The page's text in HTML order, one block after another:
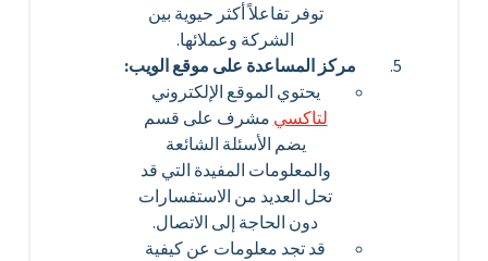
توفر تفاعلاً أكثر حيوية بين
الشركة وعملائها.
مركز المساعدة على موقع الويب:
يحتوي الموقع الإلكتروني
لتاكسي مشرف على قسم
يضم الأسئلة الشائعة
والمعلومات المفيدة التي قد
تحل العديد من الاستفسارات
دون الحاجة إلى الاتصال.
قد تجد معلومات عن كيفية